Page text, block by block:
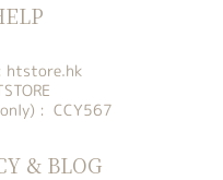
htstore.hk
: CCY567
& BLOG